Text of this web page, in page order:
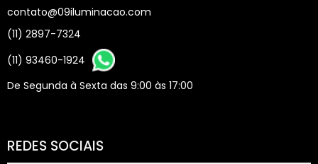
contato@09iluminacao.com
(11) 2897-7324
(11) 93460-1924
De Segunda à Sexta das 9:00 às 17:00
REDES SOCIAIS